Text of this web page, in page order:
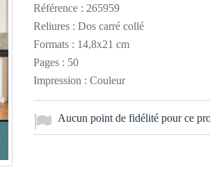
Référence : 265959
Reliures : Dos carré collé
Formats : 14,8x21 cm
Pages : 50
Impression : Couleur
Aucun point de fidélité pour ce